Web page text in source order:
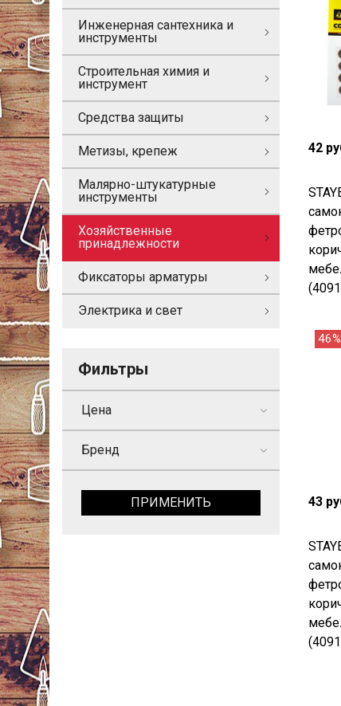
42
46%
43
Инженерная сантехника и
инструменты
Строительная химия и
инструмент
Средства защиты
Метизы, крепеж
Малярно-штукатурные
инструменты
Хозяйственные
принадлежности
Фиксаторы арматуры
Электрика и свет
Фильтры
Цена
Бренд
ПРИМЕНИТЬ